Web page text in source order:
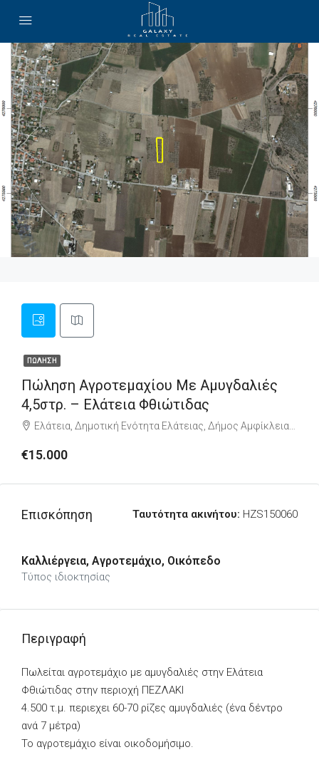
ΠΏΛΗΣΗ
Πώληση Αγροτεμαχίου Με Αμυγδαλιές
4,5στρ. – Ελάτεια Φθιώτιδας
Ελάτεια, Δημοτική Ενότητα Ελάτειας, Δήμος Αμφίκλειας - Ελάτειας, Περιφερειακή Ενότητα Φθιώτιδας, Περιφέρεια Στερεάς Ελλάδας, Αποκεντρωμένη Διοίκηση Θεσσαλίας - Στερεάς Ελλάδος, 350 04, Ελλάδα
€15.000
Επισκόπηση Ταυτότητα ακινήτου: HZS150060
Καλλιέργεια, Αγροτεμάχιο, Οικόπεδο
Τύπος ιδιοκτησίας
Περιγραφή
Πωλείται αγροτεμάχιο με αμυγδαλιές στην Ελάτεια
Φθιώτιδας στην περιοχή ΠΕΖΛΑΚΙ
4.500 τ.μ. περιεχει 60-70 ρίζες αμυγδαλιές (ένα δέντρο
ανά 7 μέτρα)
Το αγροτεμάχιο είναι οικοδομήσιμο.